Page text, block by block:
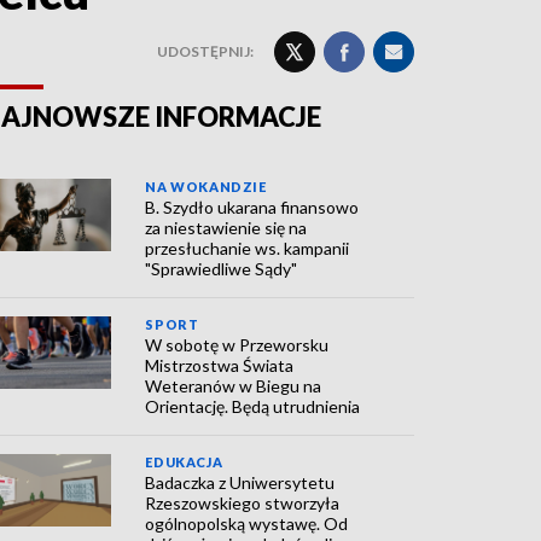
UDOSTĘPNIJ:
INFORMACJE
NA WOKANDZIE
B. Szydło ukarana finansowo
za niestawienie się na
przesłuchanie ws. kampanii
"Sprawiedliwe Sądy"
SPORT
W sobotę w Przeworsku
Mistrzostwa Świata
Weteranów w Biegu na
Orientację. Będą utrudnienia
EDUKACJA
Badaczka z Uniwersytetu
Rzeszowskiego stworzyła
ogólnopolską wystawę. Od